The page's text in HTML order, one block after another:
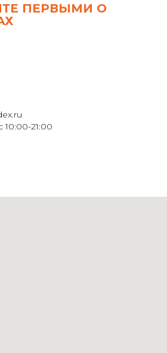
ПЕРВЫМИ О
10:00-21:00